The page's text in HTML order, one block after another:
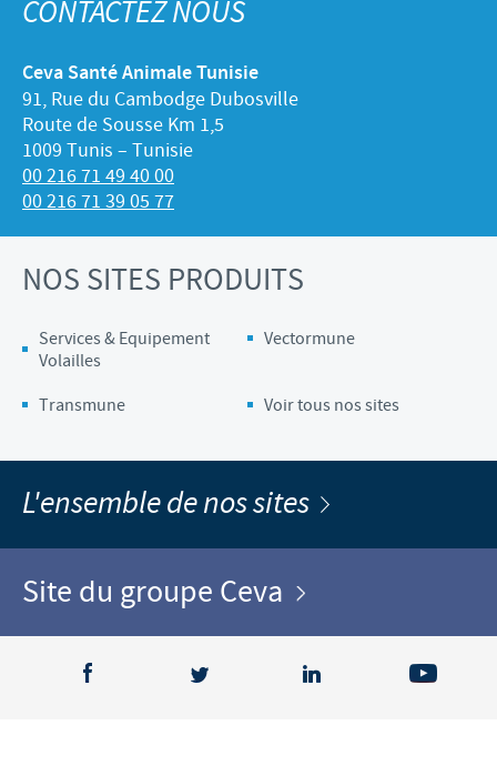
CONTACTEZ NOUS
Ceva Santé Animale Tunisie
91, Rue du Cambodge Dubosville
Route de Sousse Km 1,5
1009 Tunis – Tunisie
00 216 71 49 40 00
00 216 71 39 05 77
NOS SITES PRODUITS
Services & Equipement
Volailles
Vectormune
Transmune Voir tous nos sites
L'ensemble de nos sites
Site du groupe Ceva